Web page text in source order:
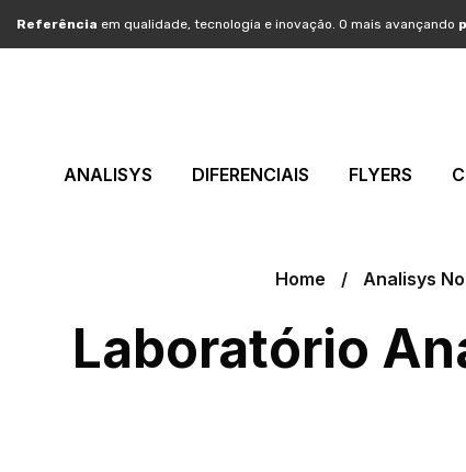
Referência em qualidade, tecnologia e inovação. O mais avançando
ANALISYS DIFERENCIAIS FLYERS
Home Analisys
Laboratório